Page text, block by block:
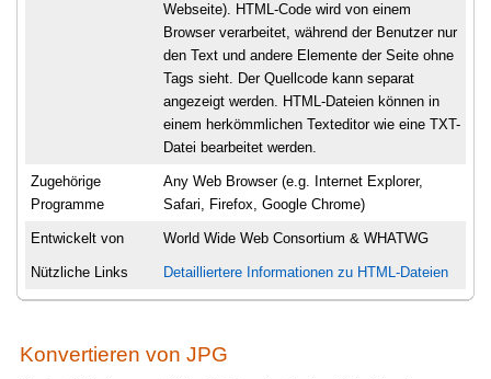
Webseite). HTML-Code wird von einem
Browser verarbeitet, während der Benutzer nur
den Text und andere Elemente der Seite ohne
Tags sieht. Der Quellcode kann separat
angezeigt werden. HTML-Dateien können in
einem herkömmlichen Texteditor wie eine TXT-
Datei bearbeitet werden.
Zugehörige
Programme
Any Web Browser (e.g. Internet Explorer,
Safari, Firefox, Google Chrome)
Entwickelt von World Wide Web Consortium & WHATWG
Nützliche Links Detailliertere Informationen zu HTML-Dateien
Konvertieren von JPG